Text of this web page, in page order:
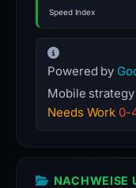
Speed Index
Powered by
Mobile strategy
Needs Work 0-
NACHWEISE